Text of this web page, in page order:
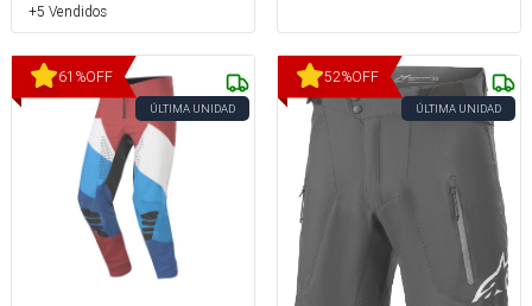
+5 Vendidos
61 %OFF
ÚLTIMA UNIDAD
52%OFF
ÚLTIMA UNIDAD